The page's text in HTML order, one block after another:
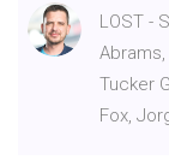
LOST -
Tucker
Fox,